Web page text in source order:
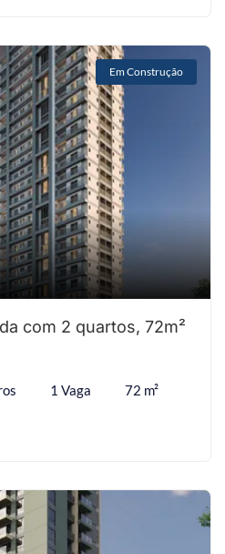
Em Construção
com 2 quartos, 72m²
1 Vaga 72 m²